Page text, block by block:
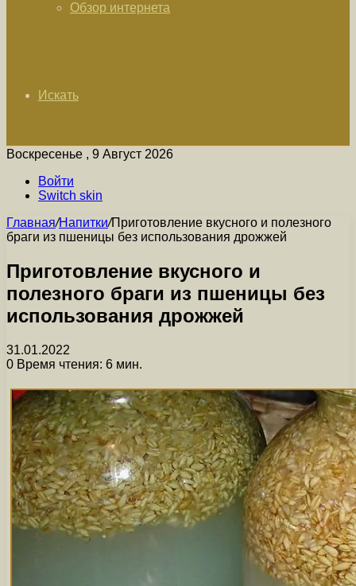
Обзор интернета
Искать
Воскресенье , 9 Август 2026
Войти
Switch skin
Главная/Напитки/Приготовление вкусного и полезного
браги из пшеницы без использования дрожжей
Приготовление вкусного и
полезного браги из пшеницы без
использования дрожжей
31.01.2022
0 Время чтения: 6 мин.